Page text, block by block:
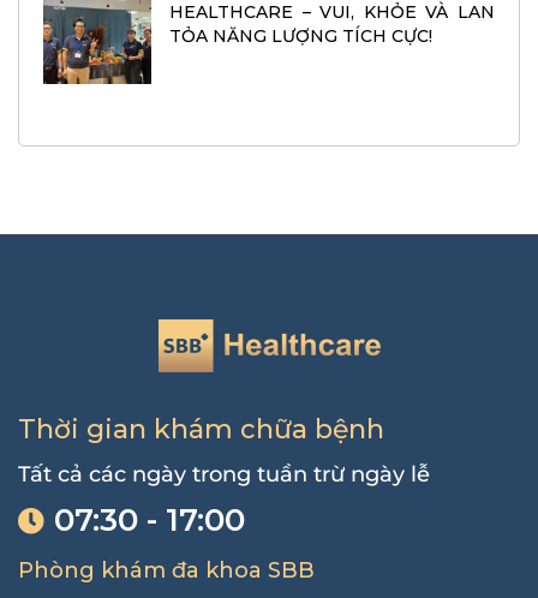
HEALTHCARE – VUI, KHỎE VÀ LAN
TỎA NĂNG LƯỢNG TÍCH CỰC!
Thời gian khám chữa bệnh
Tất cả các ngày trong tuần trừ ngày lễ
07:30 - 17:00
Phòng khám đa khoa SBB